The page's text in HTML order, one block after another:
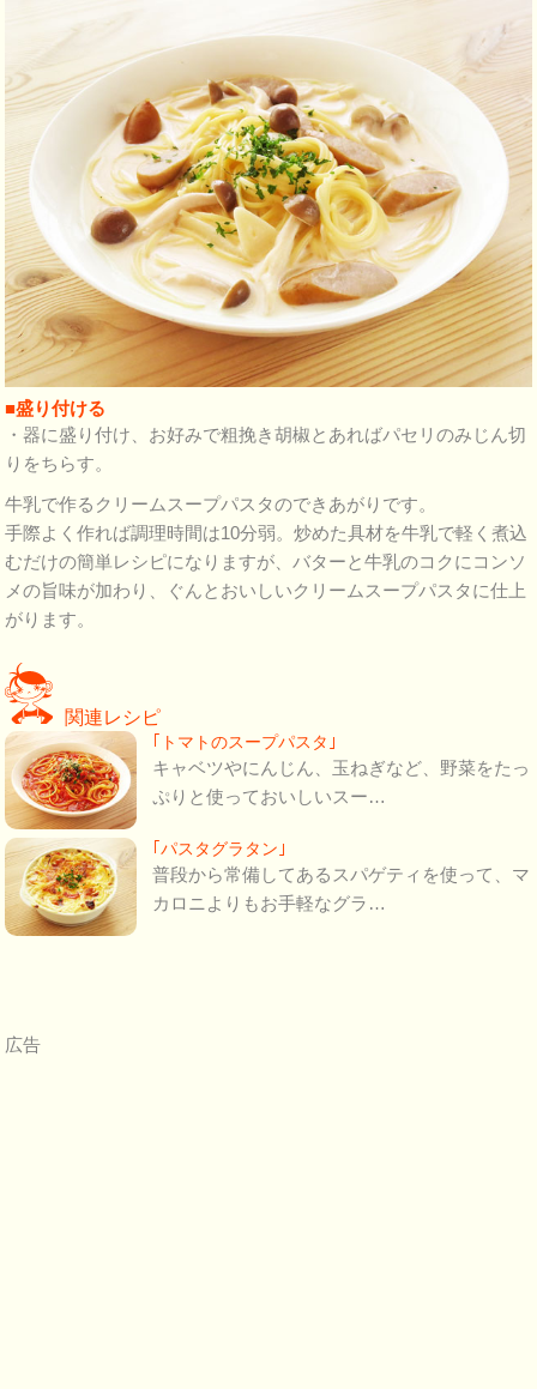
■盛り付ける
・器に盛り付け、お好みで粗挽き胡椒とあればパセリのみじん切
りをちらす。
牛乳で作るクリームスープパスタのできあがりです。
手際よく作れば調理時間は10分弱。炒めた具材を牛乳で軽く煮込
むだけの簡単レシピになりますが、バターと牛乳のコクにコンソ
メの旨味が加わり、ぐんとおいしいクリームスープパスタに仕上
がります。
関連レシピ
｢トマトのスープパスタ｣
キャベツやにんじん、玉ねぎなど、野菜をたっ
ぷりと使っておいしいスー…
｢パスタグラタン｣
普段から常備してあるスパゲティを使って、マ
カロニよりもお手軽なグラ…
広告